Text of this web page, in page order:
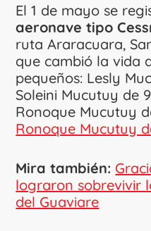
El 1 de mayo se
aeronave tipo
ruta Araracuara,
que cambió la vida
pequeños: Lesly
Soleini Mucutuy de
Ronoque Mucutuy
Ronoque Mucutuy
Mira también:
lograron sobrevivir
del Guaviare